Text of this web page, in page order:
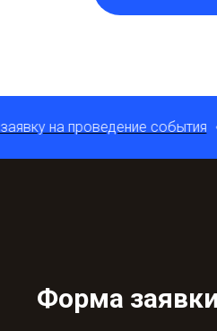
на проведение события
Форма